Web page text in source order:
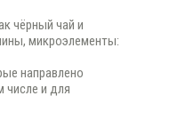
чёрный чай и
микроэлементы:
направлено
числе и для